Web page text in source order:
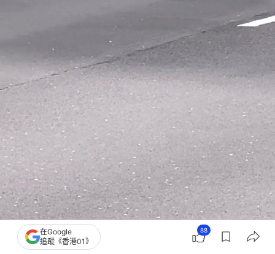
影片震撼網民，不少人感到心酸。（Threads@jj.jjujju）
在Google
追蹤《香港01》
88